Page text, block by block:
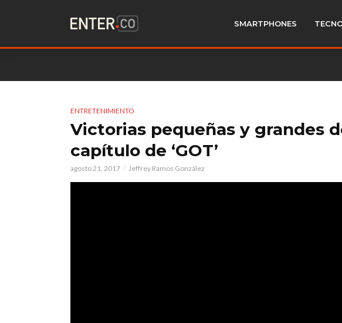
SMARTPHONES
ENTRETENIMIENTO
Victorias pequeñas y grandes
capítulo de ‘GOT’
agosto 21, 2017 Jeffrey Ramos González